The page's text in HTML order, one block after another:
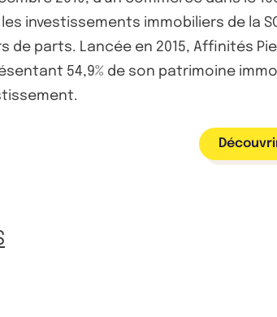
les investissements immobiliers de
parts. Lancée en 2015, Affinités
54,9% de son patrimoine